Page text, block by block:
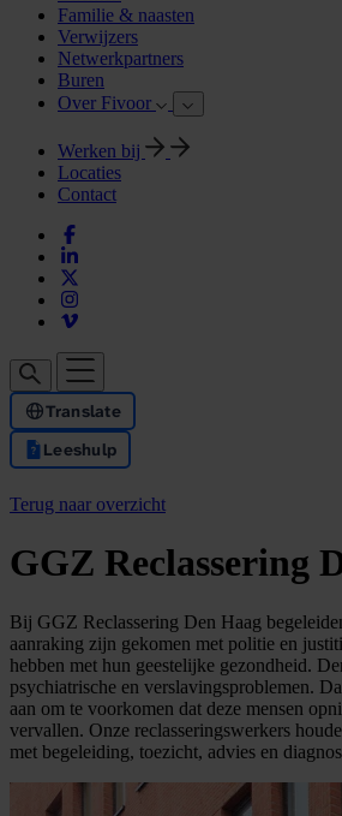
Familie & naasten
Verwijzers
Netwerkpartners
Buren
Over Fivoor
Werken bij
Locaties
Contact
Translate
Leeshulp
Terug naar overzicht
GGZ Reclassering
Bij GGZ Reclassering Den Haag
aanraking zijn gekomen met politie en
hebben met hun geestelijke gezondheid.
psychiatrische en verslavingsproblemen.
aan om te voorkomen dat deze mensen
vervallen. Onze reclasseringswerkers
met begeleiding, toezicht, advies en